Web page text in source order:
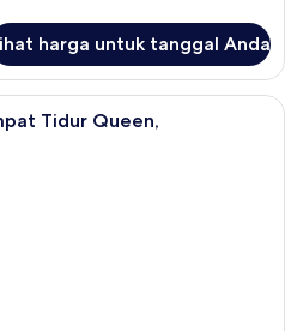
harga untuk tanggal Anda
Studio Suite Superior, 2 Tempat
Tidur Queen,